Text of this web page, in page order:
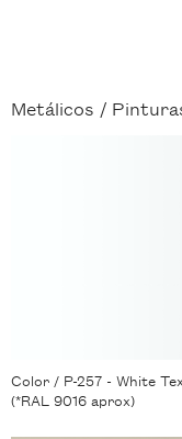
Metálicos /
Color / P-257 - White
(*RAL 9016 aprox)